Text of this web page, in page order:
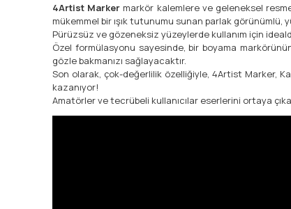
4Artist Marker markör kalemlere ve geleneksel
mükemmel bir ışık tutunumu sunan parlak görünümlü,
Pürüzsüz ve gözeneksiz yüzeylerde kullanım için
Özel formülasyonu sayesinde, bir boyama
gözle bakmanızı sağlayacaktır.
Son olarak, çok-değerlilik özelliğiyle, 4Artist Marker,
kazanıyor!
Amatörler ve tecrübeli kullanıcılar eserlerini ortaya